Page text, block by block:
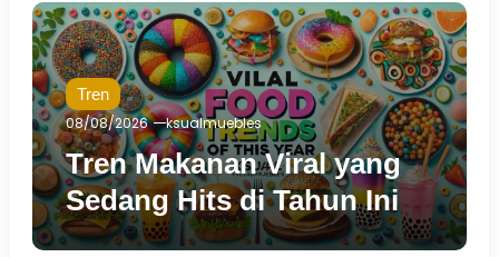
Tren
08/08/2026
ksualmuebles
Tren Makanan Viral yang
Sedang Hits di Tahun Ini